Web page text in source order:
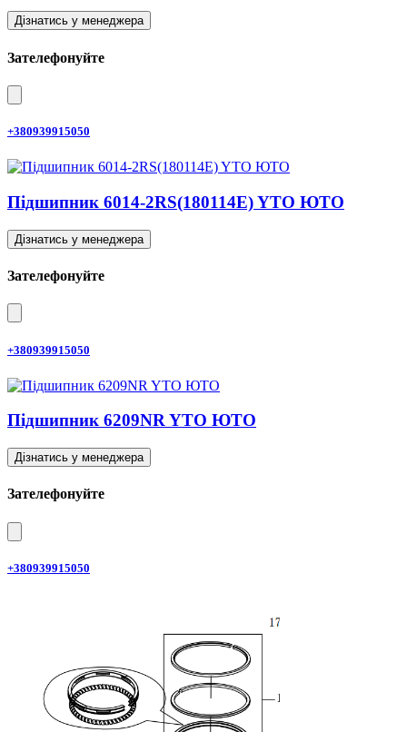
Дізнатись у менеджера
Зателефонуйте
+380939915050
Підшипник 6014-2RS(180114E) YTO ЮТО
Дізнатись у менеджера
Зателефонуйте
+380939915050
Підшипник 6209NR YTO ЮТО
Дізнатись у менеджера
Зателефонуйте
+380939915050